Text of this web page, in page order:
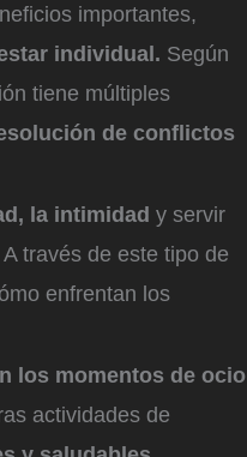
importantes,
individual. Según
tiene múltiples
de conflictos
la intimidad y servir
través de este tipo de
enfrentan los
los momentos de ocio
actividades de